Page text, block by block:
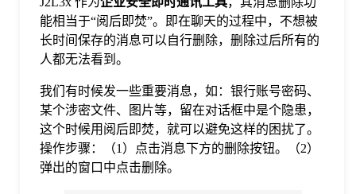
见
问
能相当于“阅后即焚”。即在聊天的过程中，不想被
长时间保存的消息可以自行删除，删除过后所有的
人都无法看到。
我们有时候发一些重要消息，如：银行账号密码、
某个涉密文件、图片等，留在对话框中是个隐患，
这个时候用阅后即焚，就可以避免这样的困扰了。
操作步骤：（1）点击消息下方的删除按钮。（2）
弹出的窗口中点击删除。